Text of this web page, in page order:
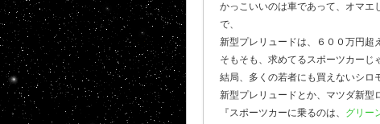
かっこいいのは車であって、オマエ
で、
新型プレリュードは、６００万円
そもそも、求めてるスポーツカーじ
結局、多くの若者にも買えないシロ
新型プレリュードとか、マツダ新型
『スポーツカーに乗るのは、 グリー